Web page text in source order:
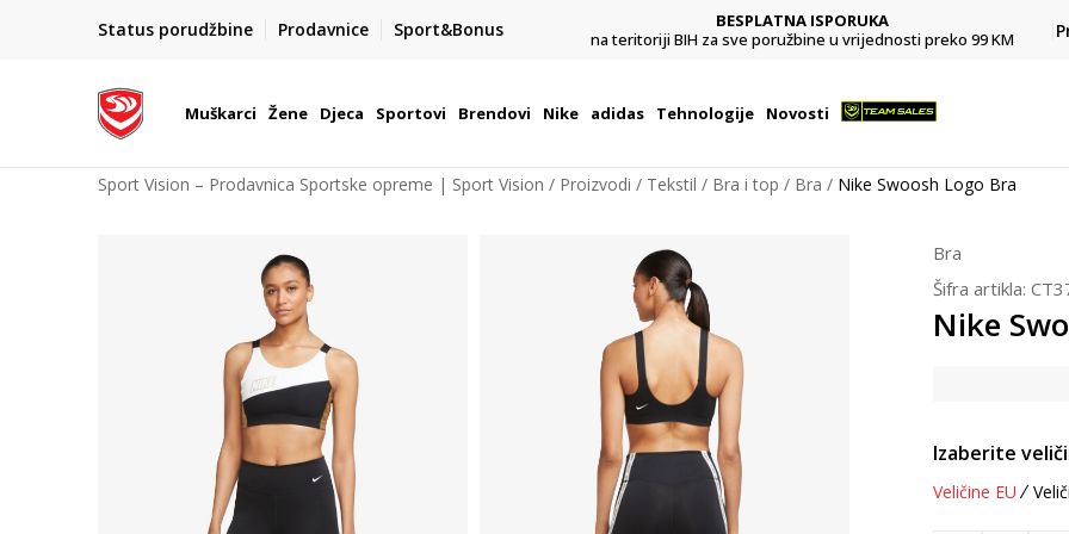
Status porudžbine Prodavnice Sport&Bonus
POZOVITE NAS NA : 055/490-400
Pon-Pet od 9h - 16h
BESPLATNA ISPORUKA
na teritoriji BIH za sve poružbine u vrijednosti preko 99 KM
Muškarci Žene Djeca Sportovi Brendovi Nike adidas Tehnologije Novosti
Sport Vision – Prodavnica Sportske opreme | Sport Vision Proizvodi Tekstil Bra i top Bra Nike Swoosh Logo Bra
Bra
Šifra artikla:
Nike
Izaberite
Veličine EU